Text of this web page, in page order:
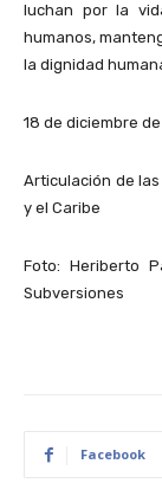
luchan por la
humanos,
la dignidad
18 de diciembre de
Articulación de
y el Caribe
Foto: Heriberto
Subversiones
Facebook